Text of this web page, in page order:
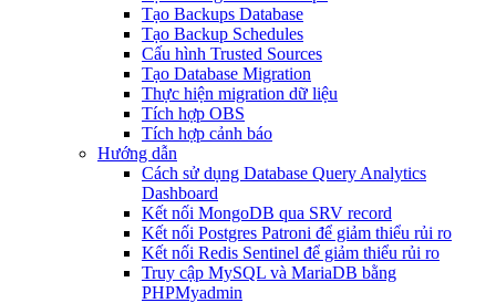
Tạo Backups Database
Tạo Backup Schedules
Cấu hình Trusted Sources
Tạo Database Migration
Thực hiện migration dữ liệu
Tích hợp OBS
Tích hợp cảnh báo
Hướng dẫn
Cách sử dụng Database Query Analytics
Dashboard
Kết nối MongoDB qua SRV record
Kết nối Postgres Patroni để giảm thiểu rủi ro
Kết nối Redis Sentinel để giảm thiểu rủi ro
Truy cập MySQL và MariaDB bằng
PHPMyadmin